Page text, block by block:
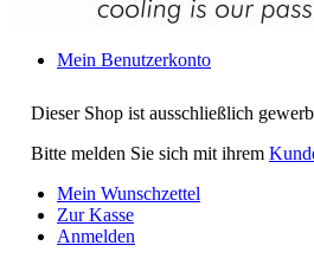
Dieser Shop ist ausschließlich
Bitte melden Sie sich mit ihrem
Mein Benutzerkonto
Mein Wunschzettel
Zur Kasse
Anmelden